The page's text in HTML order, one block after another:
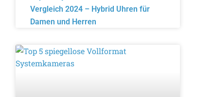
Vergleich 2024 – Hybrid Uhren für
Damen und Herren